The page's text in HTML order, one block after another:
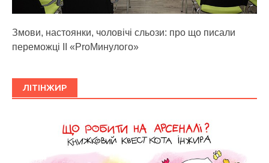
Змови, настоянки, чоловічі сльози: про що писали
переможці ІІ «ProМинулого»
ЛІТІНЖИР